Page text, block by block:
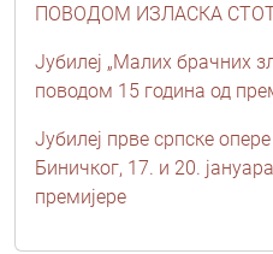
ПОВОДОМ ИЗЛАСКА
Јубилеј „Mалих брачних
поводом 15 година од
Јубилеј прве српске
Биничког, 17. и 20.
премијере